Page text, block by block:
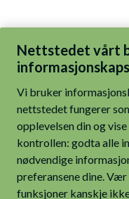
nettstedet fungerer
opplevelsen din og vise
kontrollen: godta alle
nødvendige
preferansene dine.
funksjoner kanskje